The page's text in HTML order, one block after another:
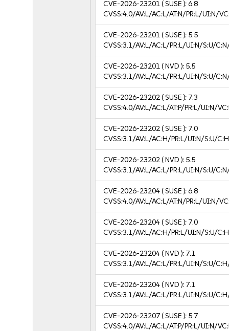
CVE-2026-23201( SUSE ):6.8
CVSS:4.0/AV:L/AC:L/AT:N/PR:L/UI:N/
CVE-2026-23201( SUSE ): 5.5
CVSS:3.1/AV:L/AC:L/PR:L/UI:N/S:U/
CVE-2026-23201( NVD ): 5.5
CVSS:3.1/AV:L/AC:L/PR:L/UI:N/S:U/
CVE-2026-23202( SUSE ): 7.3
CVSS:4.0/AV:L/AC:L/AT:P/PR:L/UI:N/
CVE-2026-23202( SUSE ): 7.0
CVSS:3.1/AV:L/AC:H/PR:L/UI:N/S:U/
CVE-2026-23202( NVD ): 5.5
CVSS:3.1/AV:L/AC:L/PR:L/UI:N/S:U/
CVE-2026-23204( SUSE ):6.8
CVSS:4.0/AV:L/AC:L/AT:N/PR:L/UI:N/
CVE-2026-23204( SUSE ): 7.0
CVSS:3.1/AV:L/AC:H/PR:L/UI:N/S:U/
CVE-2026-23204( NVD ): 7.1
CVSS:3.1/AV:L/AC:L/PR:L/UI:N/S:U/
CVE-2026-23204( NVD ): 7.1
CVSS:3.1/AV:L/AC:L/PR:L/UI:N/S:U/
CVE-2026-23207( SUSE ): 5.7
CVSS:4.0/AV:L/AC:L/AT:P/PR:L/UI:N/